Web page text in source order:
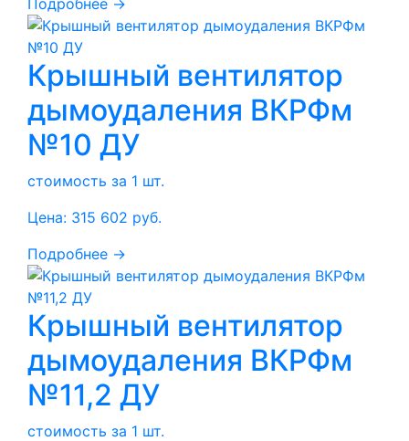
Крышный вентилятор
дымоудаления ВКРФм
№10 ДУ
стоимость за 1 шт.
Цена: 315 602 руб.
Подробнее →
Крышный вентилятор
дымоудаления ВКРФм
№11,2 ДУ
стоимость за 1 шт.